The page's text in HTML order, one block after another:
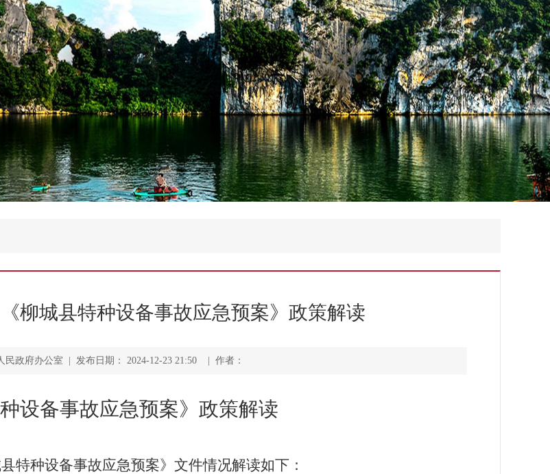
柳城县特种设备事故应急预案》政策解读
民政府办公室 | 发布日期： 2024-12-23 21:50 | 作者：
种设备事故应急预案》政策解读
特种设备事故应急预案》文件情况解读如下：